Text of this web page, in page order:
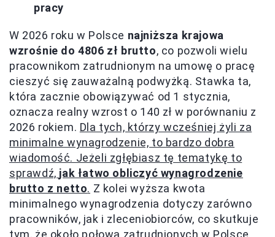
pracy
W 2026 roku w Polsce najniższa krajowa
wzrośnie do 4806 zł brutto, co pozwoli wielu
pracownikom zatrudnionym na umowę o pracę
cieszyć się zauważalną podwyżką. Stawka ta,
która zacznie obowiązywać od 1 stycznia,
oznacza realny wzrost o 140 zł w porównaniu z
2026 rokiem. Dla tych, którzy wcześniej żyli za
minimalne wynagrodzenie, to bardzo dobra
wiadomość. Jeżeli zgłębiasz tę tematykę to
sprawdź, jak łatwo obliczyć wynagrodzenie
brutto z netto. Z kolei wyższa kwota
minimalnego wynagrodzenia dotyczy zarówno
pracowników, jak i zleceniobiorców, co skutkuje
tym, że około połowa zatrudnionych w Polsce